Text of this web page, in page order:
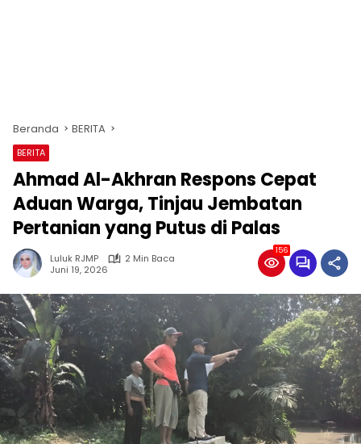
Beranda BERITA
BERITA
Ahmad Al-Akhran Respons Cepat
Aduan Warga, Tinjau Jembatan
Pertanian yang Putus di Palas
Luluk RJMP
2 Min Baca
Juni 19, 2026
156